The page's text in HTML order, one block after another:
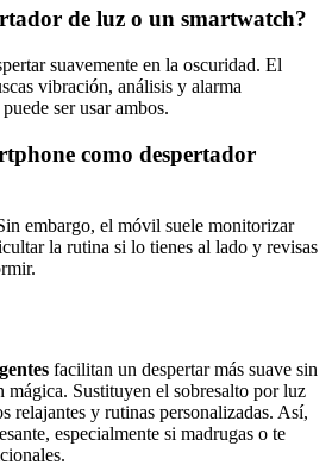
de luz o un smartwatch?
suavemente en la oscuridad. El
vibración, análisis y alarma
ser usar ambos.
como despertador
embargo, el móvil suele monitorizar
la rutina si lo tienes al lado y revisas
facilitan un despertar más suave sin
mágica. Sustituyen el sobresalto por luz
relajantes y rutinas personalizadas. Así,
especialmente si madrugas o te